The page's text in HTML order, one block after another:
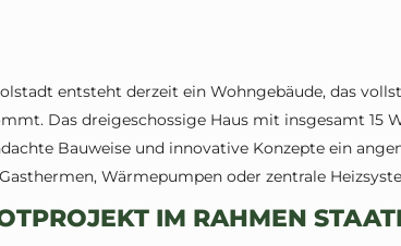
entsteht derzeit ein Wohngebäude, das
Das dreigeschossige Haus mit insgesamt 15
Bauweise und innovative Konzepte ein
Wärmepumpen oder zentrale
IM RAHMEN